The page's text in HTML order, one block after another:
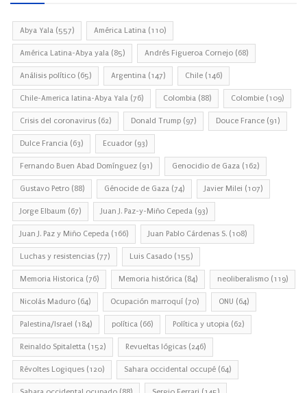
Abya Yala (557) América Latina (110)
América Latina-Abya yala (85) Andrés Figueroa Cornejo (68)
Análisis político (65) Argentina (147) Chile (146)
Chile-America latina-Abya Yala (76) Colombia (88) Colombie (109)
Crisis del coronavirus (62) Donald Trump (97) Douce France (91)
Dulce Francia (63) Ecuador (93)
Fernando Buen Abad Domínguez (91) Genocidio de Gaza (162)
Gustavo Petro (88) Génocide de Gaza (74) Javier Milei (107)
Jorge Elbaum (67) Juan J. Paz-y-Miño Cepeda (93)
Juan J. Paz y Miño Cepeda (166) Juan Pablo Cárdenas S. (108)
Luchas y resistencias (77) Luis Casado (155)
Memoria Historica (76) Memoria histórica (84) neoliberalismo (119)
Nicolás Maduro (64) Ocupación marroquí (70) ONU (64)
Palestina/Israel (184) política (66) Política y utopia (62)
Reinaldo Spitaletta (152) Revueltas lógicas (246)
Révoltes Logiques (120) Sahara occidental occupé (64)